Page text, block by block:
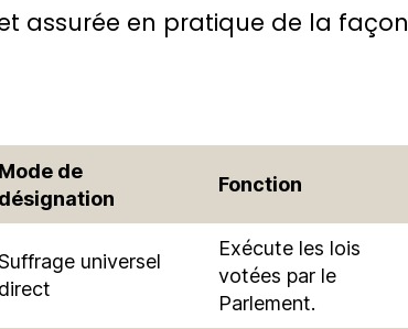
assurée en pratique de la façon
Mode de
désignation
Fonction
universel
direct
Exécute les lois
votées par le
Parlement.